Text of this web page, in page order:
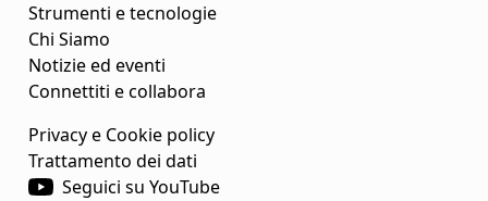
Strumenti e tecnologie
Chi Siamo
Notizie ed eventi
Connettiti e collabora
Privacy e Cookie policy
Trattamento dei dati
Seguici su YouTube